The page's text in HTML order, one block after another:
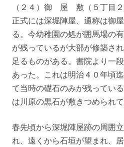
（２４）御 屋 敷（５丁目２
正式には深堀陣屋、通称は御
る。今幼稚園の処が囲馬場の
が残っているが大部が修築さ
足るものがある。書院より一
あった。これは明治４０年頃
て当時の礎石のみが残ってい
は川原の黒石が敷きつめられて
春先頃から深堀陣屋跡の周囲
れ、遠くから石垣が望まれ、